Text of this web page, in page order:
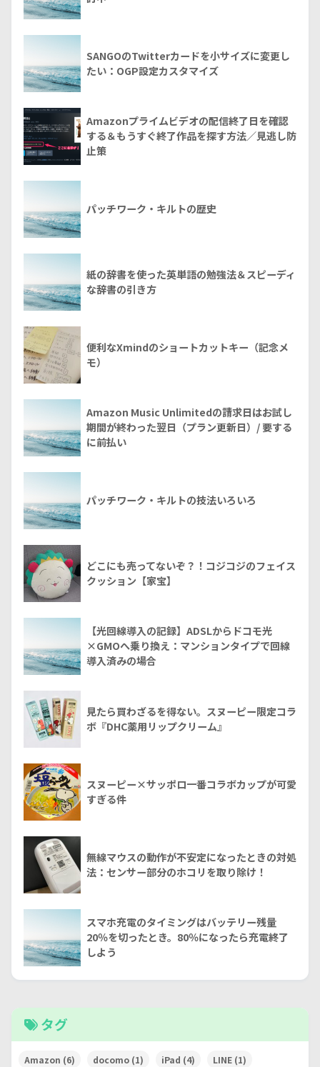
SANGOのTwitterカードを小サイズに変更し
たい：OGP設定カスタマイズ
Amazonプライムビデオの配信終了日を確認
する＆もうすぐ終了作品を探す方法／見逃し防
止策
パッチワーク・キルトの歴史
紙の辞書を使った英単語の勉強法＆スピーディ
な辞書の引き方
便利なXmindのショートカットキー（記念メ
モ）
Amazon Music Unlimitedの請求日はお試し
期間が終わった翌日（プラン更新日）/ 要する
に前払い
パッチワーク・キルトの技法いろいろ
どこにも売ってないぞ？！コジコジのフェイス
クッション【家宝】
【光回線導入の記録】ADSLからドコモ光
×GMOへ乗り換え：マンションタイプで回線
導入済みの場合
見たら買わざるを得ない。スヌーピー限定コラ
ボ『DHC薬用リップクリーム』
スヌーピー×サッポロ一番コラボカップが可愛
すぎる件
無線マウスの動作が不安定になったときの対処
法：センサー部分のホコリを取り除け！
スマホ充電のタイミングはバッテリー残量
20％を切ったとき。80％になったら充電終了
しよう
タグ
Amazon (6) docomo (1) iPad (4) LINE (1)